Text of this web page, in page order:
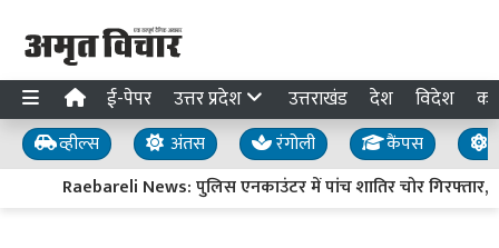
ई-पेपर उत्तर प्रदेश उत्तराखंड देश विदेश
व्हील्स अंतस रंगोली कैंपस
Raebareli News: पुलिस एनकाउंटर में पांच शातिर चोर गिरफ्तार,